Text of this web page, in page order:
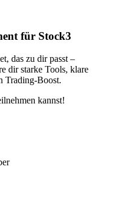
für Stock3
das zu dir passt –
dir starke Tools, klare
Trading-Boost.
kannst!